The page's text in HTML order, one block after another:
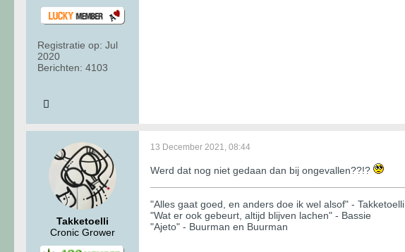
Registratie op: Jul
2020
Berichten: 4103
Takketoelli
Cronic Grower
13 December 2021, 08:44
Werd dat nog niet gedaan dan bij ongevallen??!?
"Alles gaat goed, en anders doe ik wel alsof" - Takketoelli
"Wat er ook gebeurt, altijd blijven lachen" - Bassie
"Ajeto" - Buurman en Buurman